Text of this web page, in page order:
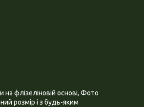
флізеліновій основі, Фото
розмір і з будь-яким